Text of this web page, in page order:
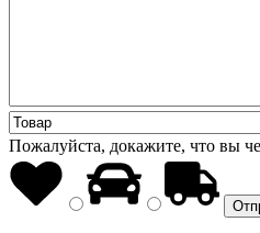
Пожалуйста, докажите, что вы